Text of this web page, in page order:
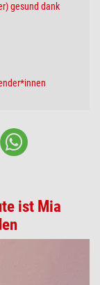
ist Mia
gesund dank